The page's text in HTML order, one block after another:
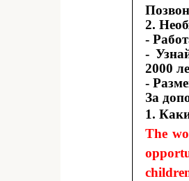
2.
-
-
2000
-
За
1.
The